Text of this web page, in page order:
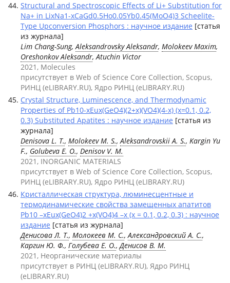
Structural and Spectroscopic Effects of Li+ Substitution for
Na+ in LixNa1-xCaGd0.5Ho0.05Yb0.45(MoO4)3 Scheelite-
Type Upconversion Phosphors : научное издание [статья
из журнала]
Lim Chang-Sung,Aleksandrovsky Aleksandr, Molokeev Maxim,
Oreshonkov Aleksandr, Atuchin Victor
2021, Molecules
присутствует в Web of Science Core Collection, Scopus,
РИНЦ (eLIBRARY.RU), Ядро РИНЦ (eLIBRARY.RU)
Crystal Structure, Luminescence, and Thermodynamic
Properties of Pb10-xEux(GeO4)(2+x)(VO4)(4-x) (x=0.1, 0.2,
0.3) Substituted Apatites : научное издание [статья из
журнала]
Denisova L. T., Molokeev M. S.,Aleksandrovskii A. S., Kargin Yu
F., Golubeva E. O., Denisov V. M.
2021, INORGANIC MATERIALS
присутствует в Web of Science Core Collection, Scopus,
РИНЦ (eLIBRARY.RU), Ядро РИНЦ (eLIBRARY.RU)
Кристаллическая структура, люминесцентные и
термодинамические свойства замещенных апатитов
Pb10 –xEux(GeO4)2 +x(VO4)4 –x (x = 0.1, 0.2, 0.3) : научное
издание [статья из журнала]
Денисова Л. Т., Молокеев М. С.,Александровский А. С.,
Каргин Ю. Ф., Голубева Е. О.,Денисов В. М.
2021, Неорганические материалы
присутствует в РИНЦ (eLIBRARY.RU), Ядро РИНЦ
(eLIBRARY.RU)